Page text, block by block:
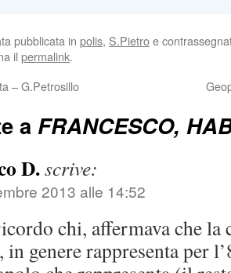
pubblicata in polis, S.Pietroe
il permalink.
– G.Petrosillo
a FRANCESCO,
D.scrive:
2013 alle 14:52
chi, affermava che la
in genere rappresenta per